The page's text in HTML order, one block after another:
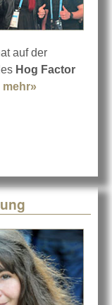
auf der
Hog Factor
mehr»